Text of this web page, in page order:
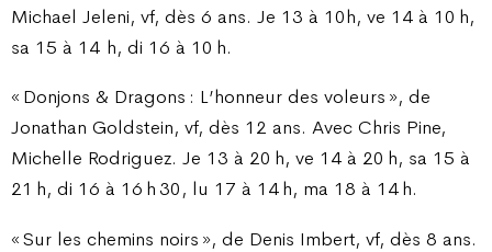
Michael Jeleni, vf, dès 6 ans. Je 13 à 10h, ve 14 à 10 h,
sa 15 à 14 h, di 16 à 10 h.
« Donjons & Dragons : L’honneur des voleurs », de
Jonathan Goldstein, vf, dès 12 ans. Avec Chris Pine,
Michelle Rodriguez. Je 13 à 20 h, ve 14 à 20 h, sa 15 à
21 h, di 16 à 16 h 30, lu 17 à 14 h, ma 18 à 14 h.
« Sur les chemins noirs », de Denis Imbert, vf, dès 8 ans.